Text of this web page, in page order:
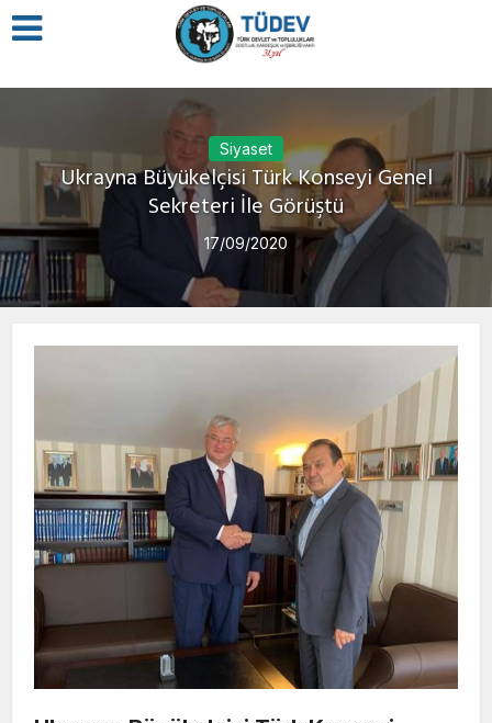
Siyaset
Ukrayna Büyükelçisi Türk Konseyi Genel
Sekreteri İle Görüştü
17/09/2020